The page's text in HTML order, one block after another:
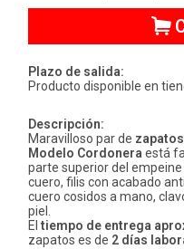
Plazo de salida:
Producto disponible en
Descripción:
Maravilloso par de
Modelo Cordonera está
parte superior del
cuero, filis con acabado
cuero cosidos a mano,
piel.
El tiempo de entrega
zapatos es de 2 días